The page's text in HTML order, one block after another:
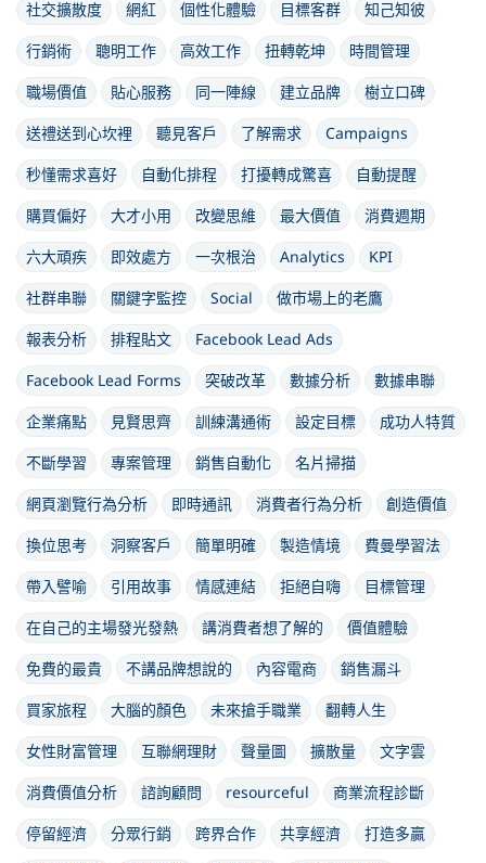
社交擴散度
網紅 個性化體驗 目標客群
知己知彼
行銷術
聰明工作 高效工作 扭轉乾坤
時間管理
職場價值
貼心服務 同一陣線 建立品牌
樹立口碑
送禮送到心坎裡
聽見客戶 了解需求
Campaigns
秒懂需求喜好
自動化排程 打擾轉成驚喜
自動提醒
購買偏好
大才小用 改變思維 最大價值
消費週期
六大頑疾
即效處方 一次根治 Analytics
KPI
社群串聯
關鍵字監控 Social
做市場上的老鷹
報表分析
排程貼文
Facebook Lead Ads
Facebook Lead Forms
突破改革 數據分析
數據串聯
企業痛點
見賢思齊 訓練溝通術 設定目標
成功人特質
不斷學習
專案管理 銷售自動化
名片掃描
網頁瀏覽行為分析
即時通訊 消費者行為分析
創造價值
換位思考
洞察客戶 簡單明確 製造情境
費曼學習法
帶入譬喻
引用故事 情感連結 拒絕自嗨
目標管理
在自己的主場發光發熱
講消費者想了解的
價值體驗
免費的最貴
不講品牌想說的 內容電商
銷售漏斗
買家旅程
大腦的顏色 未來搶手職業
翻轉人生
女性財富管理
互聯網理財 聲量圖 擴散量
文字雲
消費價值分析
諮詢顧問 resourceful
商業流程診斷
停留經濟
分眾行銷 跨界合作 共享經濟
打造多贏